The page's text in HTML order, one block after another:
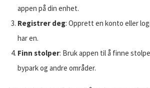
appen på din enhet.
Registrer deg: Opprett en konto eller
har en.
Finn stolper: Bruk appen til å finne
bypark og andre områder.